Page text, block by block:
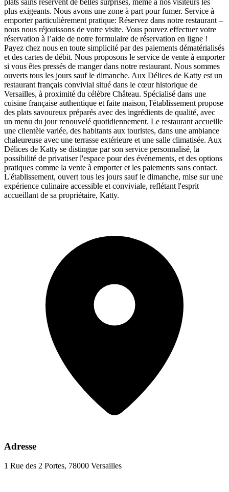
plus exigeants. Nous avons une zone à part pour fumer. Service à
emporter particulièrement pratique: Réservez dans notre restaurant –
nous nous réjouissons de votre visite. Vous pouvez effectuer votre
réservation à l’aide de notre formulaire de réservation en ligne !
Payez chez nous en toute simplicité par des paiements dématérialisés
et des cartes de débit. Nous proposons le service de vente à emporter
si vous êtes pressés de manger dans notre restaurant. Nous sommes
ouverts tous les jours sauf le dimanche. Aux Délices de Katty est un
restaurant français convivial situé dans le cœur historique de
Versailles, à proximité du célèbre Château. Spécialisé dans une
cuisine française authentique et faite maison, l'établissement propose
des plats savoureux préparés avec des ingrédients de qualité, avec
un menu du jour renouvelé quotidiennement. Le restaurant accueille
une clientèle variée, des habitants aux touristes, dans une ambiance
chaleureuse avec une terrasse extérieure et une salle climatisée. Aux
Délices de Katty se distingue par son service personnalisé, la
possibilité de privatiser l'espace pour des événements, et des options
pratiques comme la vente à emporter et les paiements sans contact.
L'établissement, ouvert tous les jours sauf le dimanche, mise sur une
expérience culinaire accessible et conviviale, reflétant l'esprit
accueillant de sa propriétaire, Katty.
Adresse
1 Rue des 2 Portes, 78000 Versailles